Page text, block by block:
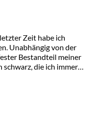
Zeit habe ich
Unabhängig von der
Bestandteil meiner
schwarz, die ich immer…